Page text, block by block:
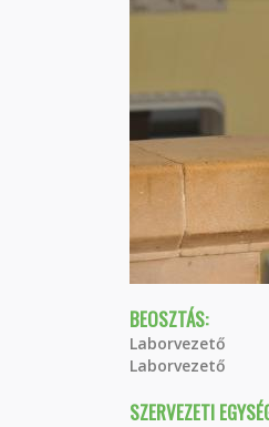
BEOSZTÁS:
Laborvezető
Laborvezető
SZERVEZETI